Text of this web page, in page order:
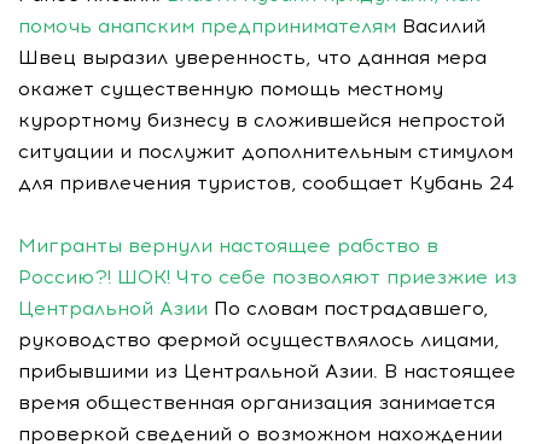
помочь анапским предпринимателям Василий
Швец выразил уверенность, что данная мера
окажет существенную помощь местному
курортному бизнесу в сложившейся непростой
ситуации и послужит дополнительным стимулом
для привлечения туристов, сообщает Кубань 24
Мигранты вернули настоящее рабство в
Россию?! ШОК! Что себе позволяют приезжие из
Центральной Азии По словам пострадавшего,
руководство фермой осуществлялось лицами,
прибывшими из Центральной Азии. В настоящее
время общественная организация занимается
проверкой сведений о возможном нахождении